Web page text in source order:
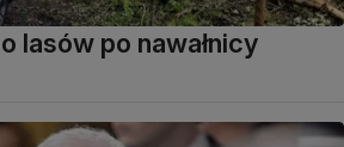
lasów po nawałnicy